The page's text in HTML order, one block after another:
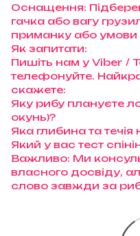
Оснащення:
гачка або вагу
приманку або умови
Як запитати:
Пишіть нам у Viber /
телефонуйте.
скажете:
Яку рибу плануєте
окунь)?
Яка глибина та
Який у вас тест
Важливо: Ми
власного досвіду,
слово завжди за